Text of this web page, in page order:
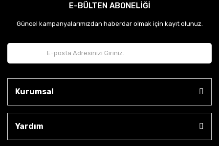
E-BÜLTEN ABONELİĞİ
Güncel kampanyalarımızdan haberdar olmak için kayıt olunuz.
Kurumsal
Yardım